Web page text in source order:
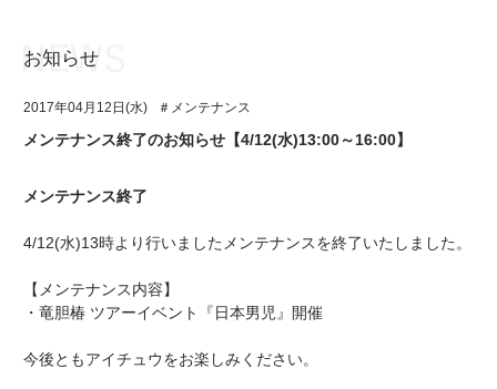
イベント・キャンペーン
ミュージック
アプリゲーム
イベント・キャンペーン
お知らせ
2017年04月12日(水) ＃メンテナンス
メンテナンス終了のお知らせ【4/12(水)13:00～16:00】
メンテナンス終了
4/12(水)13時より行いましたメンテナンスを終了いたしました。
【メンテナンス内容】
・竜胆椿 ツアーイベント『日本男児』開催
今後ともアイチュウをお楽しみください。